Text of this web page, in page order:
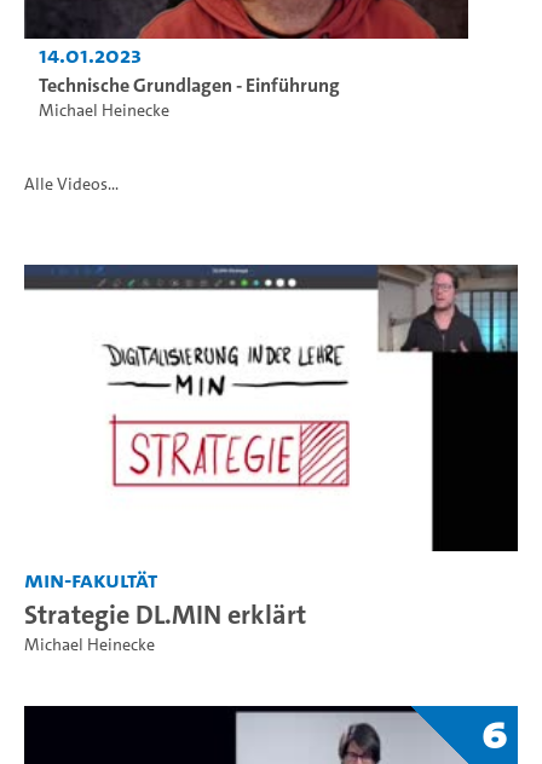
14.01.2023
Technische Grundlagen - Einführung
Michael Heinecke
Alle Videos...
MIN-Fakultät
Strategie DL.MIN erklärt
Michael Heinecke
6